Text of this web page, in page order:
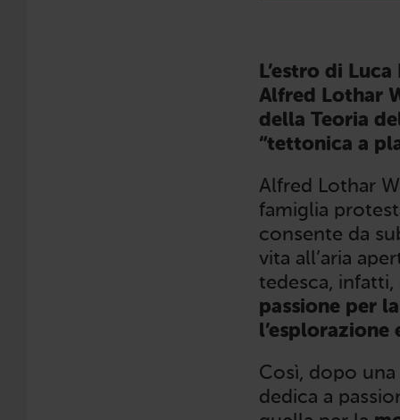
L’estro di
Alfred Lothar
della Teoria
“tettonica a
Alfred Lothar
famiglia
consente da
vita all’aria
tedesca,
passione per
l’esplorazione
Così, dopo
dedica a